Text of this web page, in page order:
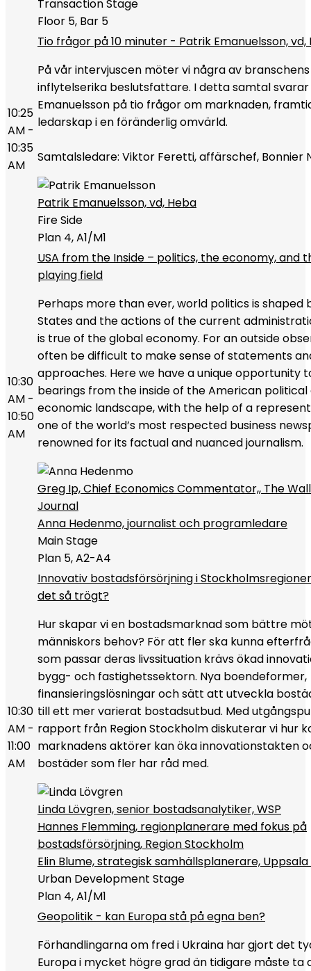
Transaction Stage
Floor 5, Bar 5
10:25
AM -
10:35
AM
Tio frågor på 10 minuter - Patrik Emanuelsson, vd,
På vår intervjuscen möter vi några av
inflytelserika beslutsfattare. I detta samtal
Emanuelsson på tio frågor om marknaden,
ledarskap i en föränderlig omvärld.
Samtalsledare: Viktor Feretti, affärschef, Bonnier
Patrik Emanuelsson, vd, Heba
Fire Side
Plan 4, A1/M1
10:30
AM -
10:50
AM
USA from the Inside – politics, the economy, and
playing field
Perhaps more than ever, world politics is shaped
States and the actions of the current
is true of the global economy. For an outside
often be difficult to make sense of statements
approaches. Here we have a unique opportunity
bearings from the inside of the American political
economic landscape, with the help of a
one of the world’s most respected business
renowned for its factual and nuanced journalism.
Greg Ip, Chief Economics Commentator,, The
Journal
Anna Hedenmo, journalist och programledare
Main Stage
Plan 5, A2-A4
10:30
AM -
11:00
AM
Innovativ bostadsförsörjning i
det så trögt?
Hur skapar vi en bostadsmarknad som bättre
människors behov? För att fler ska kunna
som passar deras livssituation krävs ökad
bygg- och fastighetssektorn. Nya boendeformer,
finansieringslösningar och sätt att utveckla
till ett mer varierat bostadsutbud. Med
rapport från Region Stockholm diskuterar vi hur
marknadens aktörer kan öka innovationstakten
bostäder som fler har råd med.
Linda Lövgren, senior bostadsanalytiker, WSP
Hannes Flemming, regionplanerare med fokus på
bostadsförsörjning, Region Stockholm
Elin Blume, strategisk samhällsplanerare,
Urban Development Stage
Plan 4, A1/M1
Geopolitik - kan Europa stå på egna ben?
Förhandlingarna om fred i Ukraina har gjort det
Europa i mycket högre grad än tidigare måste ta